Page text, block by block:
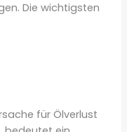
Die wichtigsten
für Ölverlust